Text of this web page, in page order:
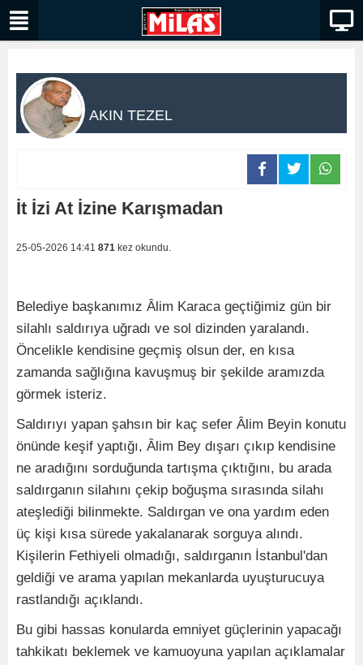
AKIN TEZEL
İt İzi At İzine Karışmadan
25-05-2026 14:41 871 kez okundu.
Belediye başkanımız Âlim Karaca geçtiğimiz gün bir
silahlı saldırıya uğradı ve sol dizinden yaralandı.
Öncelikle kendisine geçmiş olsun der, en kısa
zamanda sağlığına kavuşmuş bir şekilde aramızda
görmek isteriz.
Saldırıyı yapan şahsın bir kaç sefer Âlim Beyin konutu
önünde keşif yaptığı, Âlim Bey dışarı çıkıp kendisine
ne aradığını sorduğunda tartışma çıktığını, bu arada
saldırganın silahını çekip boğuşma sırasında silahı
ateşlediği bilinmekte. Saldırgan ve ona yardım eden
üç kişi kısa sürede yakalanarak sorguya alındı.
Kişilerin Fethiyeli olmadığı, saldırganın İstanbul'dan
geldiği ve arama yapılan mekanlarda uyuşturucuya
rastlandığı açıklandı.
Bu gibi hassas konularda emniyet güçlerinin yapacağı
tahkikatı beklemek ve kamuoyuna yapılan açıklamalar